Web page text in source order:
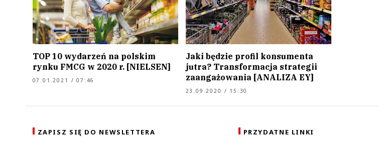
TOP 10 wydarzeń na polskim
rynku FMCG w 2020 r. [NIELSEN]
07.01.2021 / 07:46
Jaki będzie profil konsumenta
jutra? Transformacja strategii
zaangażowania [ANALIZA EY]
23.09.2020 / 15:30
ZAPISZ SIĘ DO NEWSLETTERA PRZYDATNE LINKI